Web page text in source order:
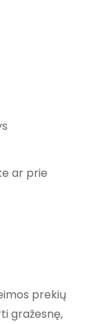
ar prie
prekių
gražesnę,